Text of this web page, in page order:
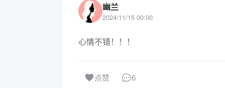
幽兰
2024/11/15 00:00
心情不错！！！
点赞 6